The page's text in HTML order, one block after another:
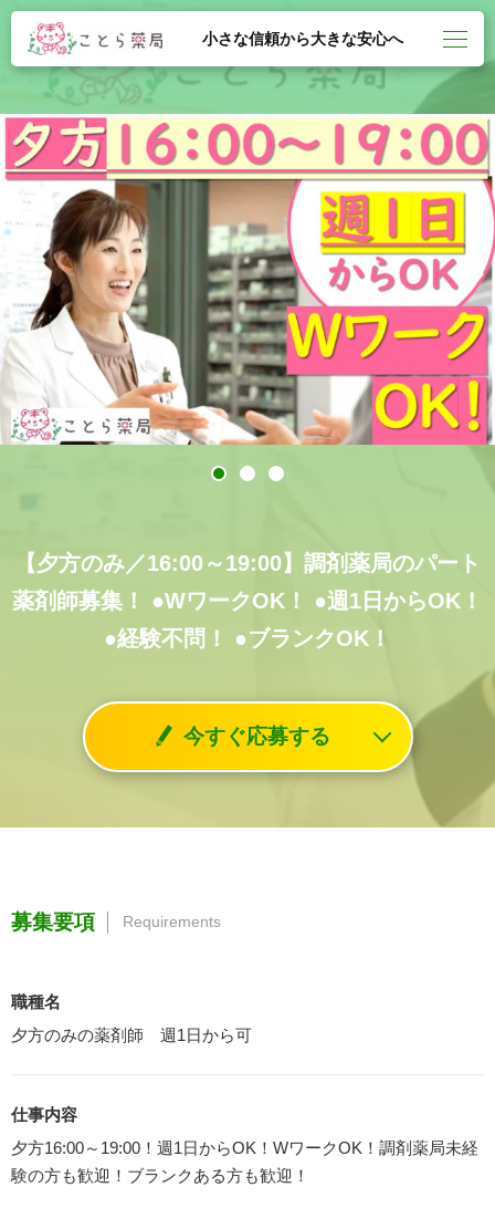
小さな信頼から大きな安心へ
【夕方のみ／16:00～19:00】調剤薬局のパート
薬剤師募集！
●WワークOK！
●週1日からOK！
●経験不問！
●ブランクOK！
今すぐ応募する
募集要項 Requirements
職種名
夕方のみの薬剤師 週1日から可
仕事内容
夕方16:00～19:00！週1日からOK！WワークOK！調剤薬局未経
験の方も歓迎！ブランクある方も歓迎！